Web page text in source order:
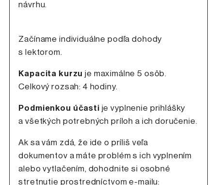
návrhu.
Začíname individuálne podľa dohody
s lektorom.
Kapacita kurzu je maximálne 5 osôb.
Celkový rozsah: 4 hodiny.
Podmienkou účasti je vyplnenie prihlášky
a všetkých potrebných príloh a ich doručenie.
Ak sa vám zdá, že ide o príliš veľa
dokumentov a máte problém s ich vyplnením
alebo vytlačením, dohodnite si osobné
stretnutie prostredníctvom e-mailu: